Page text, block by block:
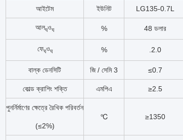
আইটেম ইউনিট LG135-0.7L
আলঘওঘ % 48 ডলার
ফেঘওঘ % .2.0
বাল্ক ডেনসিটি জি / সেমি 3 ≤0.7
কোল্ড ক্রাশিং শক্তি এমপিএ ≥2.5
পুনর্নির্মাণের ক্ষেত্রে রৈখিক পরিবর্তন
(≤2%)
℃ ≥1350